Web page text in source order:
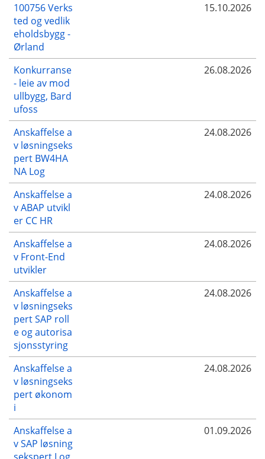
100756 Verks
ted og vedlik
eholdsbygg -
Ørland
15.10.2026
Konkurranse
- leie av mod
ullbygg, Bard
ufoss
26.08.2026
Anskaffelse a
v løsningseks
pert BW4HA
NA Log
24.08.2026
Anskaffelse a
v ABAP utvikl
er CC HR
24.08.2026
Anskaffelse a
v Front-End
utvikler
24.08.2026
Anskaffelse a
v løsningseks
pert SAP roll
e og autorisa
sjonsstyring
24.08.2026
Anskaffelse a
v løsningseks
pert økonom
i
24.08.2026
Anskaffelse a
v SAP løsning
01.09.2026